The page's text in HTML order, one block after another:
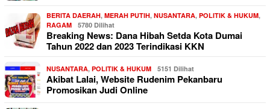
BERITA DAERAH, MERAH PUTIH, NUSANTARA, POLITIK & HUKUM,
RAGAM
5780 Dilihat
Breaking News: Dana Hibah Setda Kota Dumai
Tahun 2022 dan 2023 Terindikasi KKN
NUSANTARA, POLITIK & HUKUM 5151 Dilihat
Akibat Lalai, Website Rudenim Pekanbaru
Promosikan Judi Online